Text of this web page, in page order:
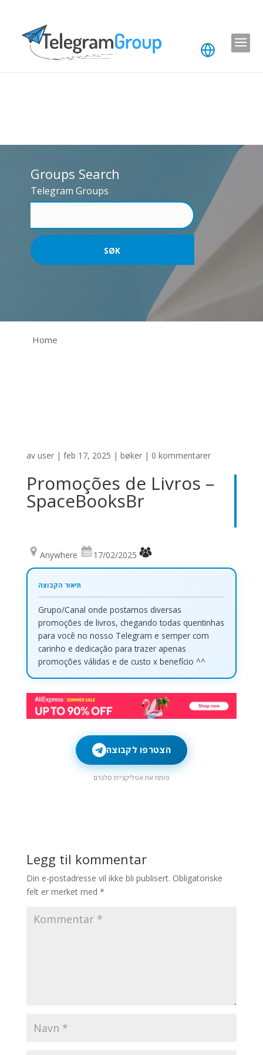
Groups Search
Telegram Groups
Home
av user| feb 17, 2025 | bøker| 0 kommentarer
Promoções de Livros –
SpaceBooksBr
Anywhere 17/02/2025
Grupo/Canal onde postamos diversas
promoções de livros, chegando todas quentinhas
para você no nosso Telegram e semper com
carinho e dedicação para trazer apenas
promoções válidas e de custo x benefício ^^
הצטרפו לקבוצה
פותח את אפליקציית טלגרם
Legg til kommentar
Din e-postadresse vil ikke bli publisert. Obligatoriske
felt er merket med *